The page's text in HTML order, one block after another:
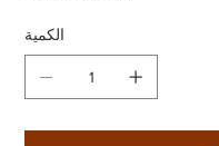
الكمية